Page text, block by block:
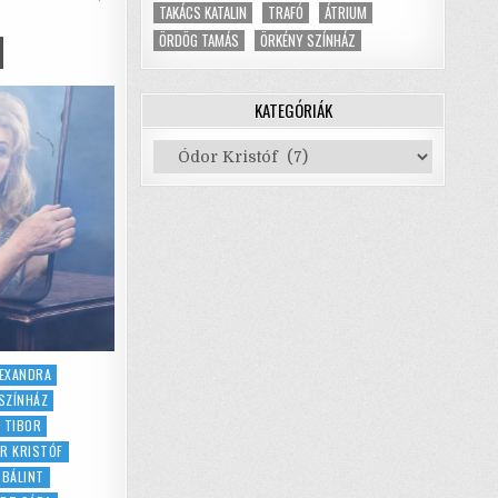
TIBOR
KRISTÓF
TAKÁCS KATALIN
TRAFÓ
ÁTRIUM
ÖRDÖG TAMÁS
ÖRKÉNY SZÍNHÁZ
KATEGÓRIÁK
Kategóriák